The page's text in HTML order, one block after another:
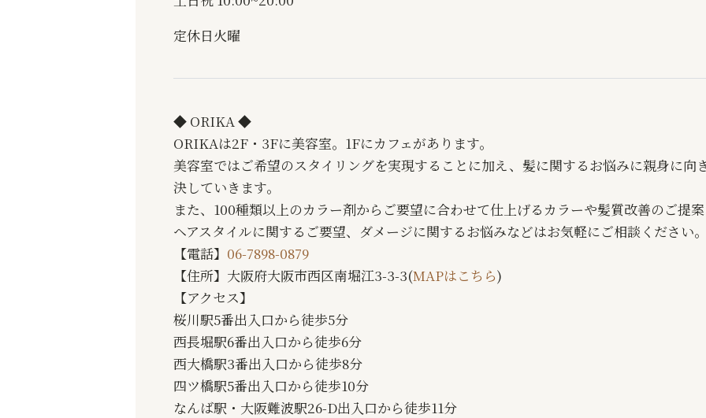
定休日火曜
◆ ORIKA ◆
ORIKAは2F・3Fに美容室。1Fにカフェがあります。
美容室ではご希望のスタイリングを実現することに加え、髪に関するお悩みに親身に向
決していきます。
また、100種類以上のカラー剤からご要望に合わせて仕上げるカラーや髪質改善のご提案
ヘアスタイルに関するご要望、ダメージに関するお悩みなどはお気軽にご相談ください。
【電話】 06-7898-0879
【住所】大阪府大阪市西区南堀江3-3-3(MAPはこちら)
【アクセス】
桜川駅5番出入口から徒歩5分
西長堀駅6番出入口から徒歩6分
西大橋駅3番出入口から徒歩8分
四ツ橋駅5番出入口から徒歩10分
なんば駅・大阪難波駅26-D出入口から徒歩11分